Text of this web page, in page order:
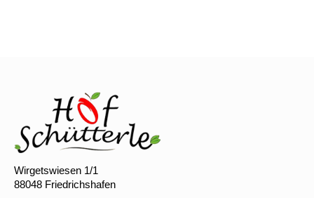
Wirgetswiesen 1/1
88048 Friedrichshafen